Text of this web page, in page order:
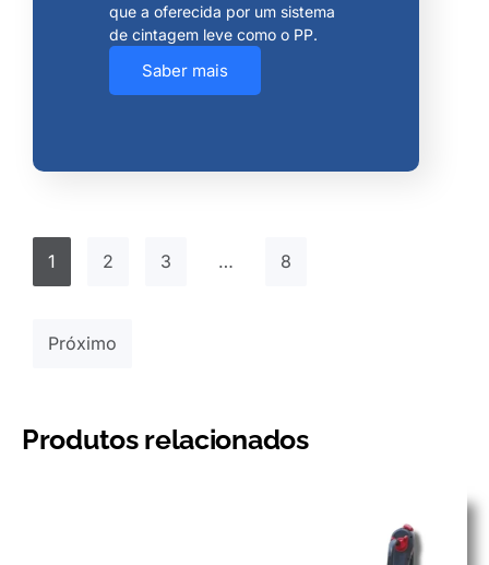
que a oferecida por um sistema
de cintagem leve como o PP.
Saber mais
1 2 3 … 8
Próximo
Produtos relacionados